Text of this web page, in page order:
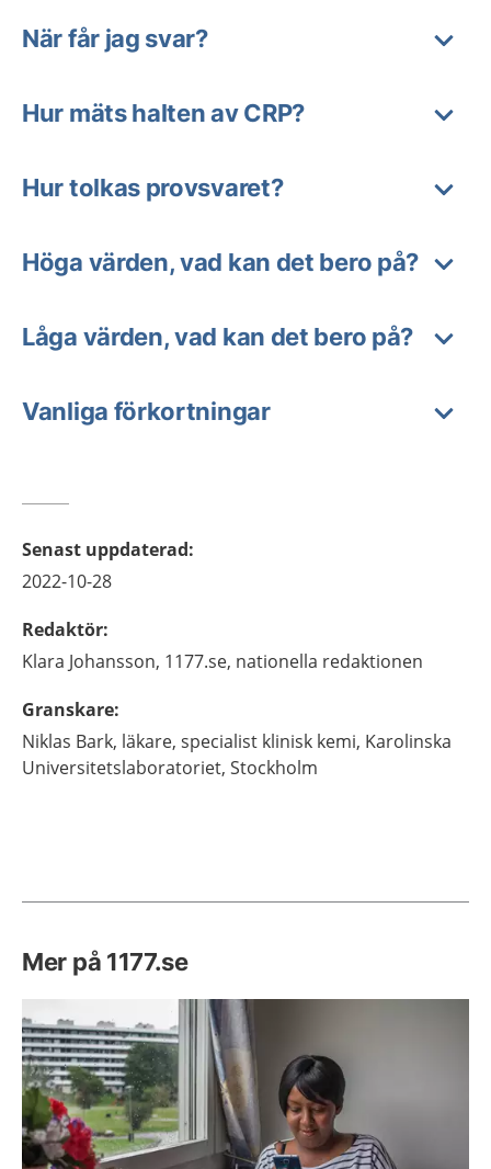
När får jag svar?
Hur mäts halten av CRP?
Hur tolkas provsvaret?
Höga värden, vad kan det bero på?
Låga värden, vad kan det bero på?
Vanliga förkortningar
Senast uppdaterad:
2022-10-28
Redaktör:
Klara Johansson, 1177.se, nationella redaktionen
Granskare:
Niklas Bark, läkare, specialist klinisk kemi, Karolinska
Universitetslaboratoriet, Stockholm
Mer på 1177.se